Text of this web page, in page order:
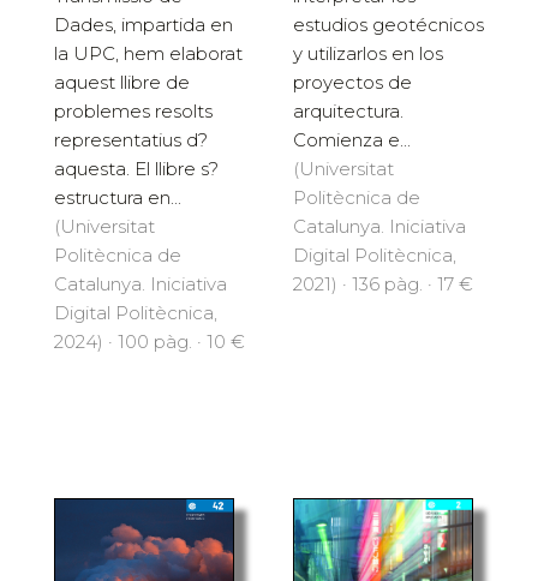
Dades, impartida en
la UPC, hem elaborat
aquest llibre de
problemes resolts
representatius d?
aquesta. El llibre s?
estructura en...
(Universitat
Politècnica de
Catalunya. Iniciativa
Digital Politècnica,
2024) · 100 pàg. · 10 €
estudios geotécnicos
y utilizarlos en los
proyectos de
arquitectura.
Comienza e...
(Universitat
Politècnica de
Catalunya. Iniciativa
Digital Politècnica,
2021) · 136 pàg. · 17 €